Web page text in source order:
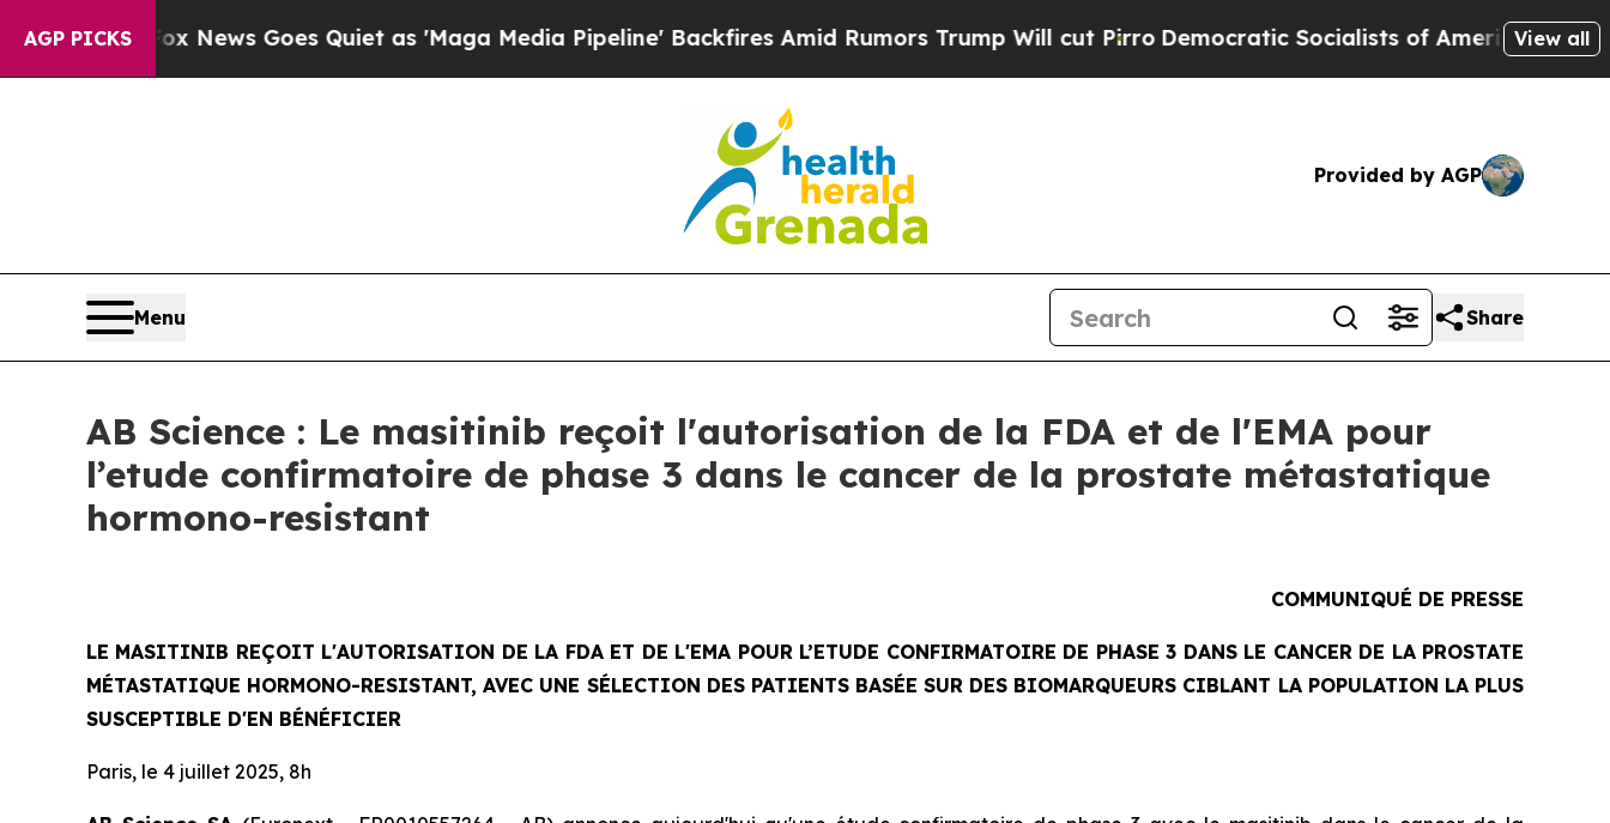
AGP PICKS
News Goes Quiet as 'Maga Media Pipeline' Backfires Amid Rumors Trump Will cut PirroDemocratic Socialists of America Propose RadicalView all
Provided by AGP
Menu Share
AB Science : Le masitinib reçoit l'autorisation de la FDA et de l'EMA pour
l’etude confirmatoire de phase 3 dans le cancer de la prostate métastatique
hormono-resistant
COMMUNIQUÉ DE PRESSE
LE MASITINIB REÇOIT L'AUTORISATION DE LA FDA ET DE L'EMA POUR L’ETUDE CONFIRMATOIRE DE PHASE 3 DANS LE CANCER DE LA PROSTATE
MÉTASTATIQUE HORMONO-RESISTANT, AVEC UNE SÉLECTION DES PATIENTS BASÉE SUR DES BIOMARQUEURS CIBLANT LA POPULATION LA PLUS
SUSCEPTIBLE D'EN BÉNÉFICIER
Paris, le 4 juillet 2025, 8h